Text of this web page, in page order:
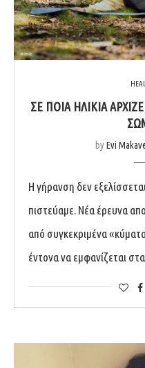
ΣΕ ΠΟΙΑ ΗΛΙΚΊΑ
byEvi
Η γήρανση δεν
πιστεύαμε. Νέα έρευνα
από συγκεκριμένα
έντονα να εμφανίζεται